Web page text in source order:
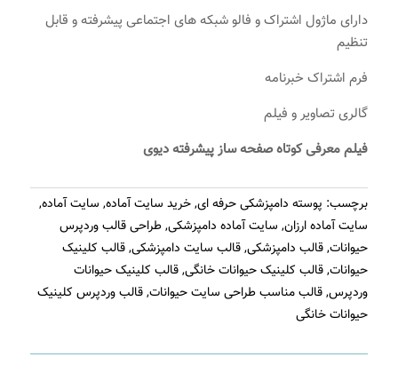
دارای ماژول اشتراک و فالو شبکه های اجتماعی پیشرفته و قابل
تنظیم
فرم اشتراک خبرنامه
گالری تصاویر و فیلم
فیلم معرفی کوتاه صفحه ساز پیشرفته دیوی
برچسب: پوسته دامپزشکی حرفه ای,خرید سایت آماده, سایت آماده,
سایت آماده ارزان, سایت آماده دامپزشکی,طراحی قالب وردپرس
حیوانات,قالب دامپزشکی,قالب سایت دامپزشکی,قالب کلینیک
حیوانات,قالب کلینیک حیوانات خانگی,قالب کلینیک حیوانات
وردپرس,قالب مناسب طراحی سایت حیوانات,قالب وردپرس کلینیک
حیوانات خانگی